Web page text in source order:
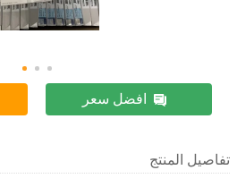
افضل سعر
تفاصيل المنتج